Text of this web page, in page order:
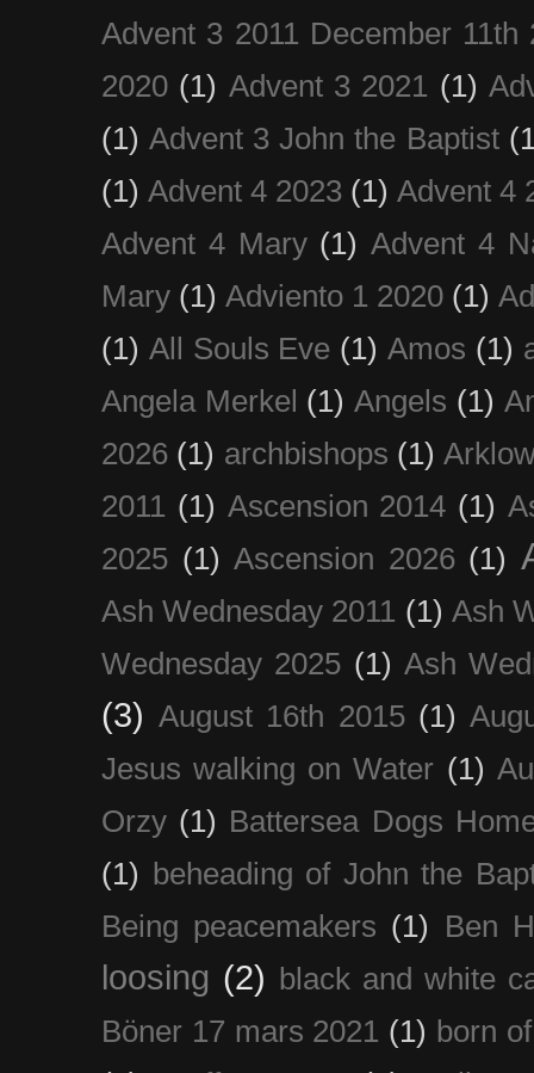
Advent 3 2011 December 11th
2020 (1) Advent 3 2021 (1)
(1) Advent 3 John the Baptist
(1) Advent 4 2023 (1) Advent 4
Advent 4 Mary (1) Advent 4
Mary (1) Adviento 1 2020 (1)
(1) All Souls Eve (1) Amos (1)
Angela Merkel (1) Angels (1)
2026 (1) archbishops (1)
2011 (1) Ascension 2014 (1)
2025 (1) Ascension 2026 (1)
Ash Wednesday 2011 (1) Ash
Wednesday 2025 (1) Ash
(3) August 16th 2015 (1)
Jesus walking on Water (1)
Orzy (1) Battersea Dogs
(1) beheading of John the
Being peacemakers (1) Ben
loosing (2) black and white
Böner 17 mars 2021 (1) born